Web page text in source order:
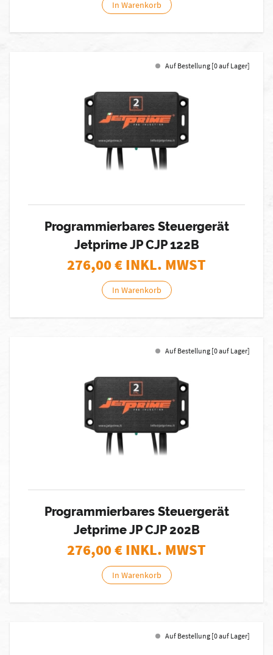
In Warenkorb
Auf Bestellung [0 auf Lager]
Programmierbares Steuergerät
Jetprime JP CJP 122B
276,00€ INKL. MWST
In Warenkorb
Auf Bestellung [0 auf Lager]
Programmierbares Steuergerät
Jetprime JP CJP 202B
276,00€ INKL. MWST
In Warenkorb
Auf Bestellung [0 auf Lager]